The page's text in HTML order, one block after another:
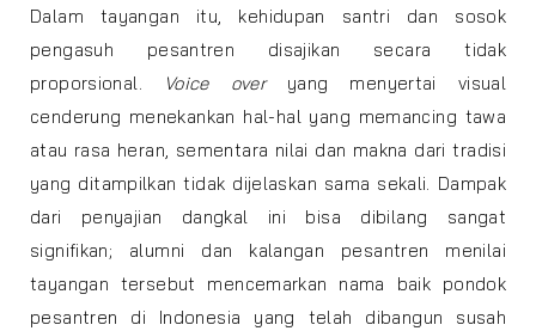
Dalam tayangan itu, kehidupan santri dan sosok
pengasuh pesantren disajikan secara tidak
proporsional.
Voice overyang menyertai visual
cenderung menekankan hal-hal yang memancing tawa
atau rasa heran, sementara nilai dan makna dari tradisi
yang ditampilkan tidak dijelaskan sama sekali. Dampak
dari penyajian dangkal ini bisa dibilang sangat
signifikan; alumni dan kalangan pesantren menilai
tayangan tersebut mencemarkan nama baik pondok
pesantren di Indonesia yang telah dibangun susah